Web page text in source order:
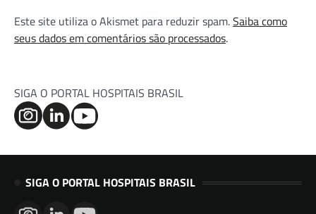
Este site utiliza o Akismet para reduzir spam.Saiba como
seus dados em comentários são processados.
SIGA O PORTAL HOSPITAIS BRASIL
SIGA O PORTAL HOSPITAIS BRASIL